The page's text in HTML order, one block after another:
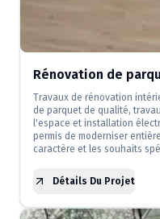
Rénovation de
Travaux de rénovation
de parquet de qualité,
l'espace et installation
permis de moderniser
caractère et les souhaits
Détails Du Projet